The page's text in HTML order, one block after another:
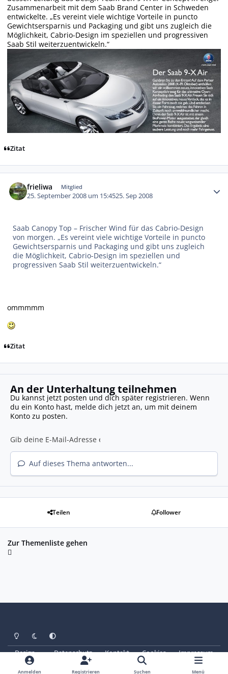
Zusammenarbeit mit dem Saab Brand Center in Schweden
entwickelte. „Es vereint viele wichtige Vorteile in puncto
Gewichtsersparnis und Packaging und gibt uns zugleich die
Möglichkeit, Cabrio-Design im speziellen und progressiven
Saab Stil weiterzuentwickeln.“
Zitat
frieliwa Mitglied
25. September 2008 um 15:4525. Sep 2008
Saab Canopy Top – Frischer Wind für das Cabrio-Design
von morgen. „Es vereint viele wichtige Vorteile in puncto
Gewichtsersparnis und Packaging und gibt uns zugleich
die Möglichkeit, Cabrio-Design im speziellen und
progressiven Saab Stil weiterzuentwickeln.“
ommmmm
Zitat
An der Unterhaltung teilnehmen
Du kannst jetzt posten und dich später registrieren. Wenn
du ein Konto hast, melde dich jetzt an, um mit deinem
Konto zu posten.
Auf dieses Thema antworten...
Teilen Follower
Zur Themenliste gehen
Heller ModusDunkler Modus
Systemeinstellung
Design Datenschutz Kontakt Cookies
Impressum
© Copyright 2025 - SAABoteure e. V.
Powered by Invision Community
Anmelden Registrieren Suchen Menü